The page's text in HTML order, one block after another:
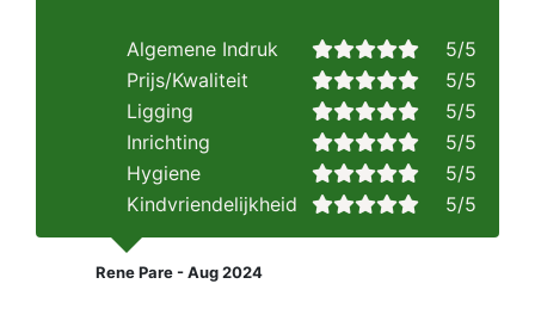
Algemene Indruk
5/5
Prijs/Kwaliteit
5/5
Ligging
5/5
Inrichting
5/5
Hygiene
5/5
Kindvriendelijkheid
5/5
Rene Pare - Aug 2024